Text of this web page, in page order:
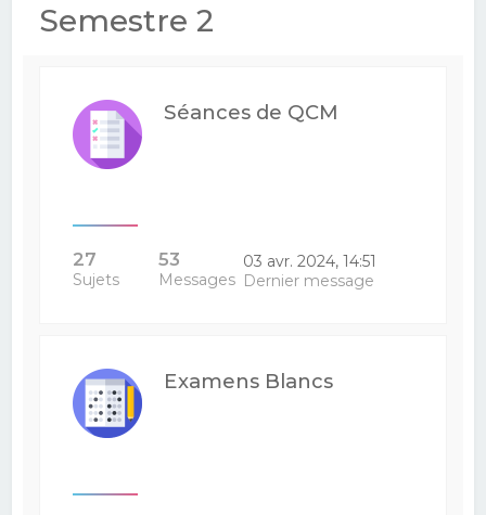
Semestre 2
Séances de QCM
27
Sujets
53
Messages
03 avr. 2024, 14:51
Dernier message
Examens Blancs